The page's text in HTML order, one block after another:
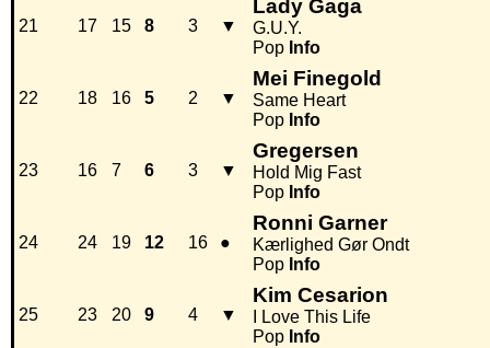
21 17 15 8 3 ▼
Lady Gaga
G.U.Y.
Pop Info
22 18 16 5 2 ▼
Mei Finegold
Same Heart
Pop Info
23 16 7 6 3 ▼
Gregersen
Hold Mig Fast
Pop Info
24 24 19 12 16 ●
Ronni Garner
Kærlighed Gør Ondt
Pop Info
25 23 20 9 4 ▼
Kim Cesarion
I Love This Life
Pop Info